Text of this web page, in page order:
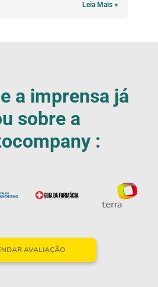
Leia Mais +
a imprensa já
sobre a
:
AVALIAÇÃO